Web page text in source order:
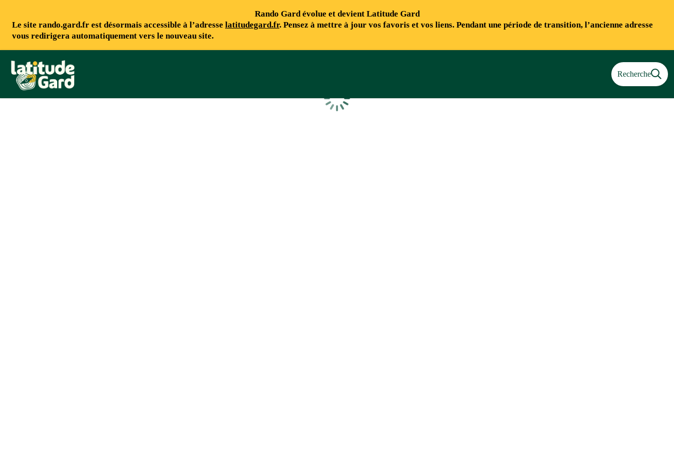
Rando Gard évolue et devient Latitude Gard
Le site rando.gard.fr est désormais accessible à l’adresse latitudegard.fr. Pensez à mettre à jour vos favoris et vos liens. Pendant une période de transition, l’ancienne adresse
vous redirigera automatiquement vers le nouveau site.
Rando Gard Recherche
Chargement